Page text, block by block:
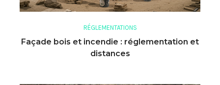
RÉGLEMENTATIONS
Façade bois et incendie : réglementation et
distances